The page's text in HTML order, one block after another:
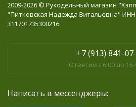
2009-2026 © Рукодельный магазин
"Питковская Надежда Витальевна" ИНН
311701735300216
+7 (913) 841-
Ответим с 6.00 до
Написать в мессенджеры: